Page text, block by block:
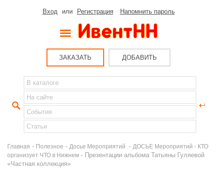
Вход или Регистрация Напомнить пароль
ЗАКАЗАТЬ ДОБАВИТЬ
Главная - Полезное - Досье Мероприятий - ДОСЬЕ Мероприятий - КТО
организует ЧТО в Нижнем - Презентации альбома Татьяны Гуляевой
«Частная коллекция»